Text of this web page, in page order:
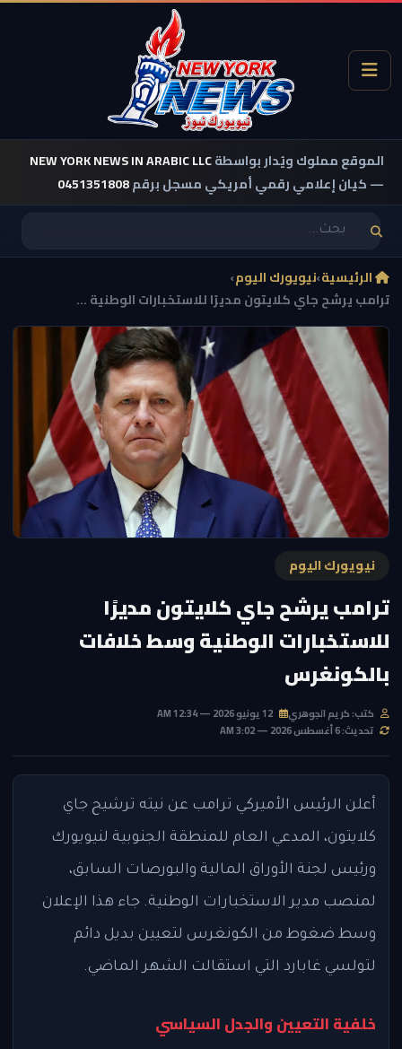
الموقع مملوك ويُدار بواسطةNEW YORK NEWS IN ARABIC LLC
— كيان إعلامي رقمي أمريكي مسجل برقم0451351808
الرئيسية›نيويورك اليوم›
ترامب يرشح جاي كلايتون مديرًا للاستخبارات الوطنية ...
نيويورك اليوم
ترامب يرشح جاي كلايتون مديرًا
للاستخبارات الوطنية وسط خلافات
بالكونغرس
كتب: كريم الجوهري
تحديث: 6 أغسطس 2026 — 3:02 AM
أعلن الرئيس الأميركي ترامب عن نيته ترشيح جاي
كلايتون، المدعي العام للمنطقة الجنوبية لنيويورك
ورئيس لجنة الأوراق المالية والبورصات السابق،
لمنصب مدير الاستخبارات الوطنية. جاء هذا الإعلان
وسط ضغوط من الكونغرس لتعيين بديل دائم
لتولسي غابارد التي استقالت الشهر الماضي.
خلفية التعيين والجدل السياسي